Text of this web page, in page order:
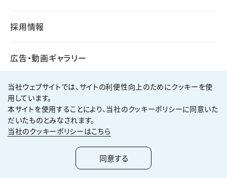
採用情報
広告・動画ギャラリー
個人情報保護方針
サイト利用規約
サイトマップ
2026KUMAGAI GUMI CO.,LTD All Rights Reserved.
当社ウェブサイトでは、サイトの利便性向上のためにクッキーを使
用しています。
本サイトを使用することにより、当社のクッキーポリシーに同意いた
だいたものとみなされます。
当社のクッキーポリシーはこちら
同意する